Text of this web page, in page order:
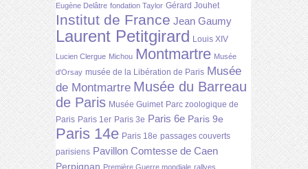
Eugène Delâtre fondation Taylor Gérard Jouhet
Institut de France Jean Gaumy
Laurent Petitgirard Louis XIV
Lucien Clergue Michou Montmartre Musée
d'Orsay musée de la Libération de Paris Musée
de Montmartre Musée du Barreau
de Paris Musée Guimet Parc zoologique de
Paris Paris 1er Paris 3e Paris 6e Paris 9e
Paris 14e Paris 18e passages couverts
parisiens Pavillon Comtesse de Caen
Perpignan Première Guerre mondiale rallyes